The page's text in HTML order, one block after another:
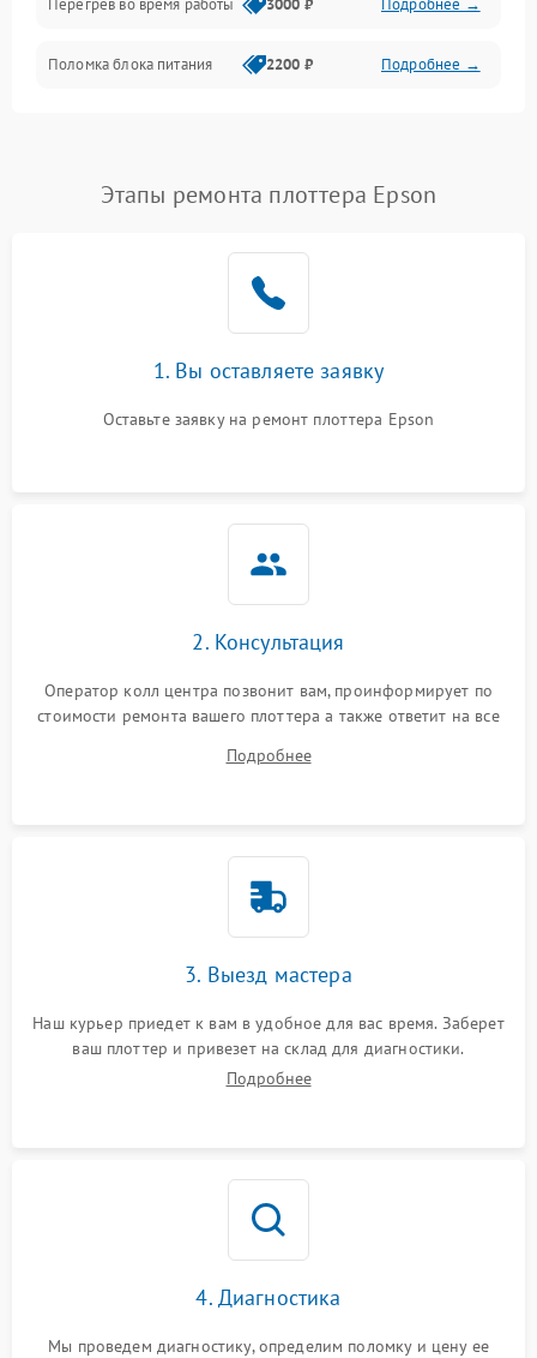
Корпус/Герметичность
Интерфейсы
Перегрев во время работы 3000 ₽ Подробнее →
Поломка блока питания 2200 ₽ Подробнее →
Этапы ремонта плоттера Epson
1. Вы оставляете заявку
Оставьте заявку на ремонт плоттера Epson
2. Консультация
Оператор колл центра позвонит вам, проинформирует по
стоимости ремонта вашего плоттера а также ответит на все
Подробнее
3. Выезд мастера
Наш курьер приедет к вам в удобное для вас время. Заберет
ваш плоттер и привезет на склад для диагностики.
Подробнее
4. Диагностика
Мы проведем диагностику, определим поломку и цену ее